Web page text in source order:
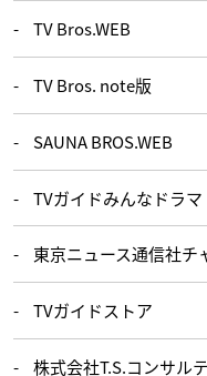
TV Bros.WEB
TV Bros. note版
SAUNA BROS.WEB
TVガイドみんなドラマ
東京ニュース通信社チ
TVガイドストア
株式会社T.S.コンサル